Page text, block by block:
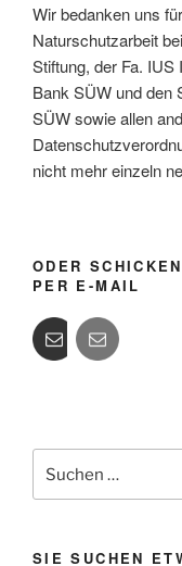
Wir bedanken uns
Naturschutzarbeit
Stiftung, der Fa.
Bank SÜW und den
SÜW sowie allen
nicht mehr einzeln
ODER
PER E-MAIL
nach:
SIE SUCHEN